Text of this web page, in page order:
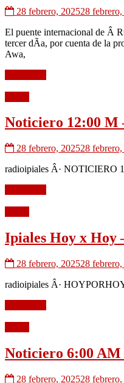
28 febrero, 202528
El puente internacional de Â
tercer dÃ­a, por cuenta de la
Awa,
Noticiero 12:00 M
28 febrero, 202528
radioipiales Â· NOTICIERO
Ipiales Hoy x Hoy
28 febrero, 202528
radioipiales Â·
Noticiero 6:00 AM
28 febrero, 202528